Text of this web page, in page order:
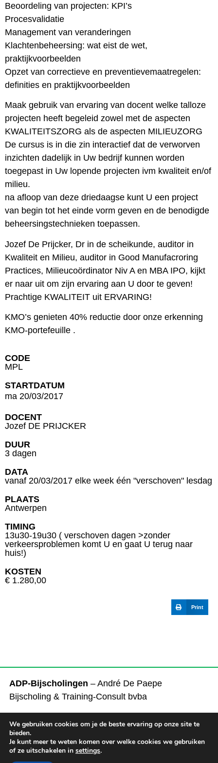
Beoordeling van projecten: KPI’s
Procesvalidatie
Management van veranderingen
Klachtenbeheersing: wat eist de wet,
praktijkvoorbeelden
Opzet van correctieve en preventievemaatregelen:
definities en praktijkvoorbeelden
Maak gebruik van ervaring van docent welke talloze
projecten heeft begeleid zowel met de aspecten
KWALITEITSZORG als de aspecten MILIEUZORG
De cursus is in die zin interactief dat de verworven
inzichten dadelijk in Uw bedrijf kunnen worden
toegepast in Uw lopende projecten ivm kwaliteit en/of
milieu.
na afloop van deze driedaagse kunt U een project
van begin tot het einde vorm geven en de benodigde
beheersingstechnieken toepassen.
Jozef De Prijcker, Dr in de scheikunde, auditor in
Kwaliteit en Milieu, auditor in Good Manufacroring
Practices, Milieucoördinator Niv A en MBA IPO, kijkt
er naar uit om zijn ervaring aan U door te geven!
Prachtige KWALITEIT uit ERVARING!
KMO’s genieten 40% reductie door onze erkenning
KMO-portefeuille .
CODE
MPL
STARTDATUM
ma 20/03/2017
DOCENT
Jozef DE PRIJCKER
DUUR
3 dagen
DATA
vanaf 20/03/2017 elke week één "verschoven" lesdag
PLAATS
Antwerpen
TIMING
13u30-19u30 ( verschoven dagen >zonder
verkeersproblemen komt U en gaat U terug naar
huis!)
KOSTEN
€ 1.280,00
Print
ADP-Bijscholingen – André De Paepe
Bijscholing & Training-Consult bvba
Tel.
+32 472 93 65 09
MailADP@ADP-Bijscholingen.be
Disclaimer en privacy
We gebruiken cookies om je de beste ervaring op onze site te
bieden.
Je kunt meer te weten komen over welke cookies we gebruiken
of ze uitschakelen in settings.